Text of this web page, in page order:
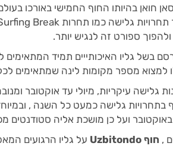
חואן בהיותו החוף החמישי באורכו
ספורט זה לנגיש יותר.
בשל גליו האיכותייים תמיד
למצוא מספר מקומות לינה שמתאימים
גלישה עיקריות, מיולי עד אוקטובר
ועל כן מושכת אליה סטודנטים
, חוף Uzbitondo
על גליו הרגועים